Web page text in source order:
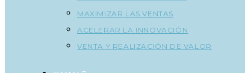
MAXIMIZAR LAS VENTAS
ACELERAR LA INNOVACIÓN
VENTA Y REALIZACIÓN DE VALOR